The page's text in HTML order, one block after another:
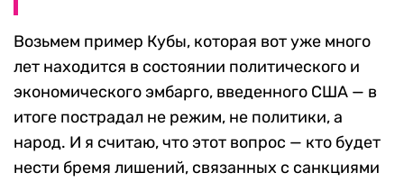
Возьмем пример Кубы, которая вот уже много
лет находится в состоянии политического и
экономического эмбарго, введенного США — в
итоге пострадал не режим, не политики, а
народ. И я считаю, что этот вопрос — кто будет
нести бремя лишений, связанных с санкциями